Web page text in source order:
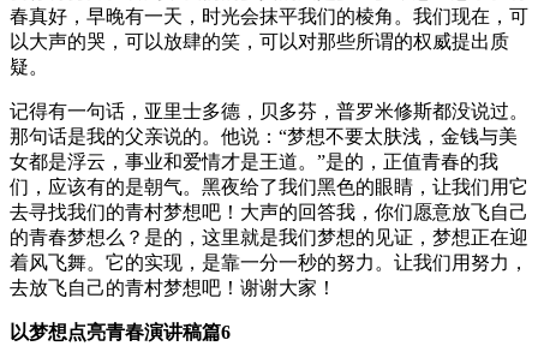
春真好，早晚有一天，时光会抹平我们的棱角。我们现在，可
以大声的哭，可以放肆的笑，可以对那些所谓的权威提出质
疑。
记得有一句话，亚里士多德，贝多芬，普罗米修斯都没说过。
那句话是我的父亲说的。他说：“梦想不要太肤浅，金钱与美
女都是浮云，事业和爱情才是王道。”是的，正值青春的我
们，应该有的是朝气。黑夜给了我们黑色的眼睛，让我们用它
去寻找我们的青村梦想吧！大声的回答我，你们愿意放飞自己
的青春梦想么？是的，这里就是我们梦想的见证，梦想正在迎
着风飞舞。它的实现，是靠一分一秒的努力。让我们用努力，
去放飞自己的青村梦想吧！谢谢大家！
以梦想点亮青春演讲稿篇6